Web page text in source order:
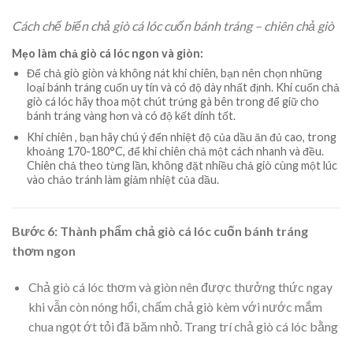
Cách chế biến chả giò cá lóc cuốn bánh tráng – chiên chả giò
Mẹo làm chả giò cá lóc ngon và giòn:
Để chả giò giòn và không nát khi chiên, bạn nên chọn những
loại bánh tráng cuốn uy tín và có độ dày nhất định. Khi cuốn chả
giò cá lóc hãy thoa một chút trứng gà bên trong để giữ cho
bánh tráng vàng hơn và có độ kết dính tốt.
Khi chiên , bạn hãy chú ý đến nhiệt độ của dầu ăn đủ cao, trong
khoảng 170-180°C, để khi chiên chả một cách nhanh và đều.
Chiên chả theo từng lần, không đặt nhiều chả giò cùng một lúc
vào chảo tránh làm giảm nhiệt của dầu.
Bước 6: Thành phẩm chả giò cá lóc cuốn bánh tráng
thơm ngon
Chả giò cá lóc thơm và giòn nên được thưởng thức ngay
khi vẫn còn nóng hổi, chấm chả giò kèm với nước mắm
chua ngọt ớt tỏi đã băm nhỏ. Trang trí chả giò cá lóc bằng